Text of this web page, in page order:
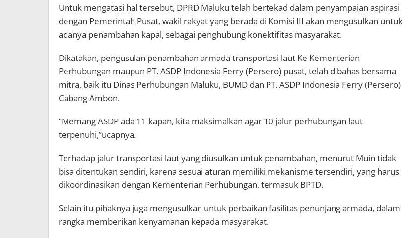
Untuk mengatasi hal tersebut, DPRD Maluku telah bertekad dalam penyampaian aspirasi
dengan Pemerintah Pusat, wakil rakyat yang berada di Komisi III akan mengusulkan untuk
adanya penambahan kapal, sebagai penghubung konektifitas masyarakat.
Dikatakan, pengusulan penambahan armada transportasi laut Ke Kementerian
Perhubungan maupun PT. ASDP Indonesia Ferry (Persero) pusat, telah dibahas bersama
mitra, baik itu Dinas Perhubungan Maluku, BUMD dan PT. ASDP Indonesia Ferry (Persero)
Cabang Ambon.
“Memang ASDP ada 11 kapan, kita maksimalkan agar 10 jalur perhubungan laut
terpenuhi,”ucapnya.
Terhadap jalur transportasi laut yang diusulkan untuk penambahan, menurut Muin tidak
bisa ditentukan sendiri, karena sesuai aturan memiliki mekanisme tersendiri, yang harus
dikoordinasikan dengan Kementerian Perhubungan, termasuk BPTD.
Selain itu pihaknya juga mengusulkan untuk perbaikan fasilitas penunjang armada, dalam
rangka memberikan kenyamanan kepada masyarakat.